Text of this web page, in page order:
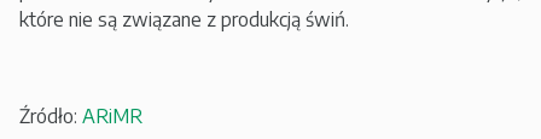
które nie są związane z produkcją świń.
Źródło: ARiMR